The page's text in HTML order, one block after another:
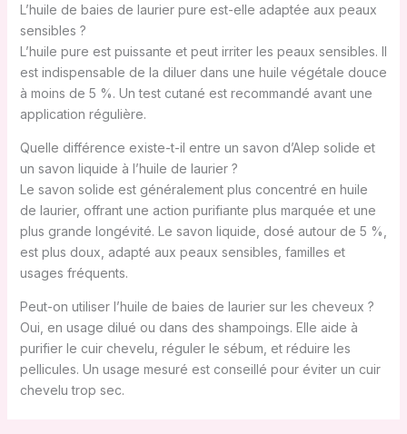
L’huile de baies de laurier pure est-elle adaptée aux peaux
sensibles ?
L’huile pure est puissante et peut irriter les peaux sensibles. Il
est indispensable de la diluer dans une huile végétale douce
à moins de 5 %. Un test cutané est recommandé avant une
application régulière.
Quelle différence existe-t-il entre un savon d’Alep solide et
un savon liquide à l’huile de laurier ?
Le savon solide est généralement plus concentré en huile
de laurier, offrant une action purifiante plus marquée et une
plus grande longévité. Le savon liquide, dosé autour de 5 %,
est plus doux, adapté aux peaux sensibles, familles et
usages fréquents.
Peut-on utiliser l’huile de baies de laurier sur les cheveux ?
Oui, en usage dilué ou dans des shampoings. Elle aide à
purifier le cuir chevelu, réguler le sébum, et réduire les
pellicules. Un usage mesuré est conseillé pour éviter un cuir
chevelu trop sec.